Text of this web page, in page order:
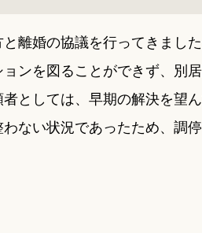
離婚の協議を行ってきまし
ンを図ることができず、別
としては、早期の解決を望
ない状況であったため、調